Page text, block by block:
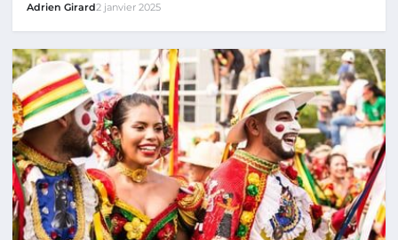
Adrien Girard2 janvier 2025